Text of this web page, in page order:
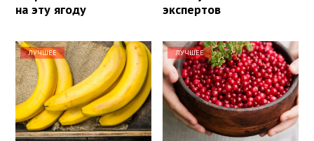
на эту ягоду
экспертов
ЛУЧШЕЕ ЛУЧШЕЕ